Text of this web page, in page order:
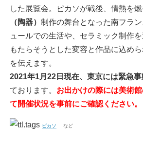
した展覧会。ピカソが戦後、情熱を
（陶器） 制作の舞台となった南フラ
ュールでの生活や、セラミック制作
もたらそうとした変容と作品に込め
を伝えます。
2021年1月22日現在、東京には緊急
ております。 お出かけの際には美術
て開催状況を事前にご確認ください。
ピカソ など